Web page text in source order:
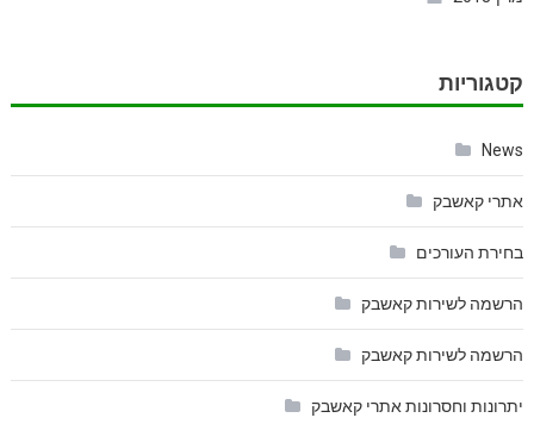
קטגוריות
News
אתרי קאשבק
בחירת העורכים
הרשמה לשירות קאשבק
הרשמה לשירות קאשבק
יתרונות וחסרונות אתרי קאשבק